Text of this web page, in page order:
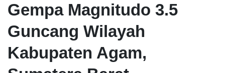
Gempa Magnitudo 3.5
Guncang Wilayah
Kabupaten Agam,